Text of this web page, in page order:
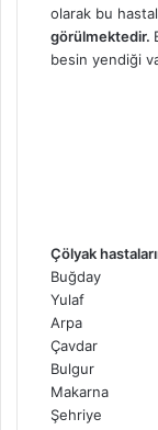
olarak bu
görülmektedir.
besin yendiği
Çölyak
Buğday
Yulaf
Arpa
Çavdar
Bulgur
Makarna
Şehriye